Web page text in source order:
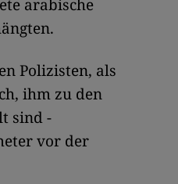
arabische
Polizisten, als
ihm zu den
sind -
vor der